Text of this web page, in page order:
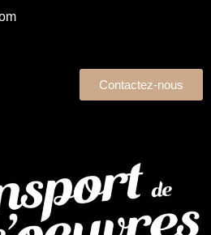
Contactez-nous